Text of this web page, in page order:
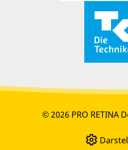
© 2026 PRO RETINA